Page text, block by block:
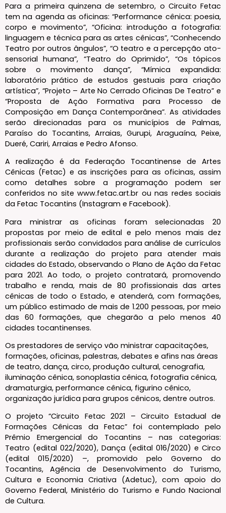
Para a primeira quinzena de setembro, o Circuito Fetac
tem na agenda as oficinas: “Performance cênica: poesia,
corpo e movimento”, “Oficina: introdução a fotografia:
linguagem e técnica para as artes cênicas”, “Conhecendo
Teatro por outros ângulos”, “O teatro e a percepção ato-
sensorial humana”, “Teatro do Oprimido”, “Os tópicos
sobre o movimento dança”, “Mímica expandida:
laboratório prático de estudos gestuais para criação
artística”, “Projeto – Arte No Cerrado Oficinas De Teatro” e
“Proposta de Ação Formativa para Processo de
Composição em Dança Contemporânea”. As atividades
serão direcionadas para os municípios de Palmas,
Paraíso do Tocantins, Arraias, Gurupi, Araguaína, Peixe,
Dueré, Cariri, Arraias e Pedro Afonso.
A realização é da Federação Tocantinense de Artes
Cênicas (Fetac) e as inscrições para as oficinas, assim
como detalhes sobre a programação podem ser
conferidos no site www.fetac.art.br ou nas redes sociais
da Fetac Tocantins (Instagram e Facebook).
Para ministrar as oficinas foram selecionadas 20
propostas por meio de edital e pelo menos mais dez
profissionais serão convidados para análise de currículos
durante a realização do projeto para atender mais
cidades do Estado, observando o Plano de Ação da Fetac
para 2021. Ao todo, o projeto contratará, promovendo
trabalho e renda, mais de 80 profissionais das artes
cênicas de todo o Estado, e atenderá, com formações,
um público estimado de mais de 1.200 pessoas, por meio
das 60 formações, que chegarão a pelo menos 40
cidades tocantinenses.
Os prestadores de serviço vão ministrar capacitações,
formações, oficinas, palestras, debates e afins nas áreas
de teatro, dança, circo, produção cultural, cenografia,
iluminação cênica, sonoplastia cênica, fotografia cênica,
dramaturgia, performance cênica, figurino cênico,
organização jurídica para grupos cênicos, dentre outros.
O projeto “Circuito Fetac 2021 – Circuito Estadual de
Formações Cênicas da Fetac” foi contemplado pelo
Prêmio Emergencial do Tocantins – nas categorias:
Teatro (edital 022/2020), Dança (edital 016/2020) e Circo
(edital 015/2020) –, promovido pelo Governo do
Tocantins, Agência de Desenvolvimento do Turismo,
Cultura e Economia Criativa (Adetuc), com apoio do
Governo Federal, Ministério do Turismo e Fundo Nacional
de Cultura.